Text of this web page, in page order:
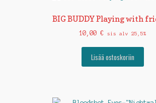
BIG BUDDY Playing with
10,00 € sis alv 25,5%
Lisää ostoskoriin